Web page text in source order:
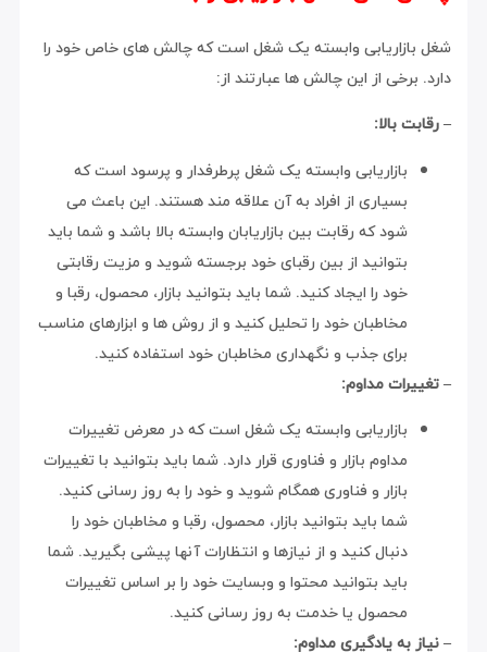
شغل بازاریابی وابسته یک شغل است که چالش های خاص خود را
دارد. برخی از این چالش ها عبارتند از:
– رقابت بالا:
بازاریابی وابسته یک شغل پرطرفدار و پرسود است که
بسیاری از افراد به آن علاقه مند هستند. این باعث می
شود که رقابت بین بازاریابان وابسته بالا باشد و شما باید
بتوانید از بین رقبای خود برجسته شوید و مزیت رقابتی
خود را ایجاد کنید. شما باید بتوانید بازار، محصول، رقبا و
مخاطبان خود را تحلیل کنید و از روش ها و ابزارهای مناسب
برای جذب و نگهداری مخاطبان خود استفاده کنید.
– تغییرات مداوم:
بازاریابی وابسته یک شغل است که در معرض تغییرات
مداوم بازار و فناوری قرار دارد. شما باید بتوانید با تغییرات
بازار و فناوری همگام شوید و خود را به روز رسانی کنید.
شما باید بتوانید بازار، محصول، رقبا و مخاطبان خود را
دنبال کنید و از نیازها و انتظارات آنها پیشی بگیرید. شما
باید بتوانید محتوا و وبسایت خود را بر اساس تغییرات
محصول یا خدمت به روز رسانی کنید.
– نیاز به یادگیری مداوم: